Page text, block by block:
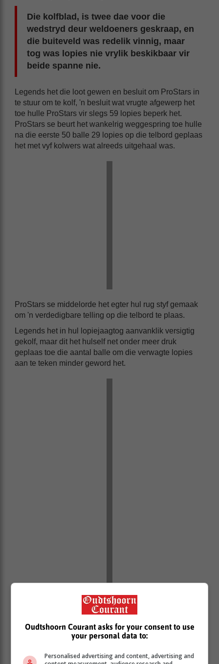
Die kolfblad, is twee dae voor die
wedstryd deur weldoeners geskraap, en
die buiteveld was redelik vinnig, maar
tog was lopies nie vrylik beskikbaar vir
beide spanne nie.
Legends het die loot gewen en besluit om ProStars in
te stuur om te kolf, 'n besluit wat vrugte afgewerp het
toe hulle ProStars vir slegs 59 lopies beperk het.
ProStars se beurt het wankelrig weggespring toe hulle
na die eerste 50 balle 29 lopies op die telbord geplaas
het met vyf kolwers wat alreeds uitgehaal was.
ProStars se middelorde het egter hul rug styf gemaak
om 'n verdedigbare telling op die telbord te plaas.
Legends het in hul lopiejaagtog aanvanklik versigtig
gekolf, maar dit het hulself net onder meer druk
geplaas toe die aantal balle om die verwagte lopies
aan te teken minder geword het.
Oudtshoorn Courant asks for your consent to use
your personal data to:
Personalised advertising and content, advertising and